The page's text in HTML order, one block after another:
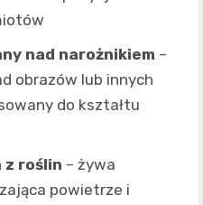
nad narożnikiem –
obrazów lub innych
do kształtu
z roślin – żywa
powietrze i